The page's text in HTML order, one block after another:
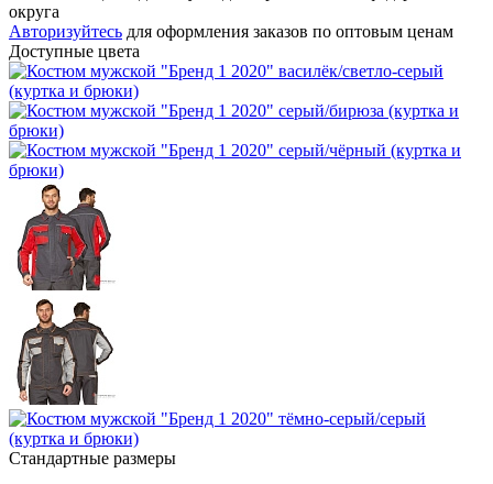
округа
Авторизуйтесь для оформления заказов по оптовым ценам
Доступные цвета
Стандартные размеры